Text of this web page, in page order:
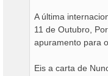
A última
11 de Outubro,
apuramento para
Eis a carta de